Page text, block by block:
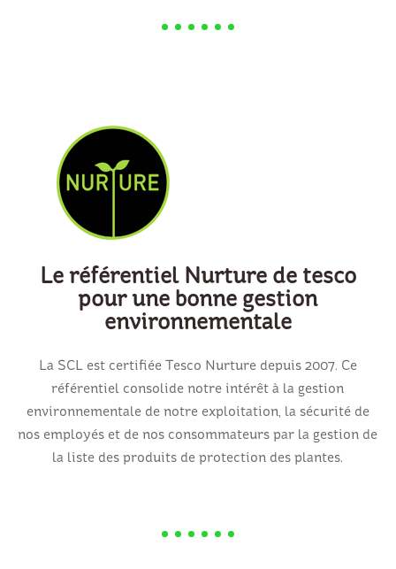
Le référentiel Nurture de tesco
pour une bonne gestion
environnementale
La SCL est certifiée Tesco Nurture depuis 2007. Ce
référentiel consolide notre intérêt à la gestion
environnementale de notre exploitation, la sécurité de
nos employés et de nos consommateurs par la gestion de
la liste des produits de protection des plantes.